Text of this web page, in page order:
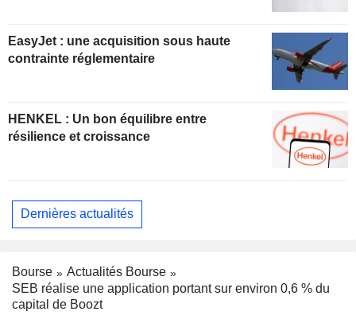
EasyJet : une acquisition sous haute
contrainte réglementaire
HENKEL : Un bon équilibre entre
résilience et croissance
Dernières actualités
Bourse
Actualités Bourse
SEB réalise une application portant sur environ 0,6 % du
capital de Boozt